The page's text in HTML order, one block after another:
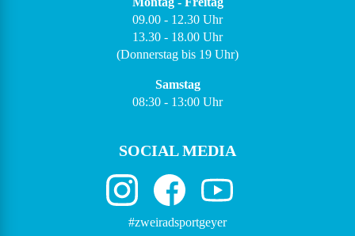
09.00 - 12.30 Uhr
13.30 - 18.00 Uhr
(Donnerstag bis 19 Uhr)
Samstag
08:30 - 13:00 Uhr
SOCIAL MEDIA
#zweiradsportgeyer